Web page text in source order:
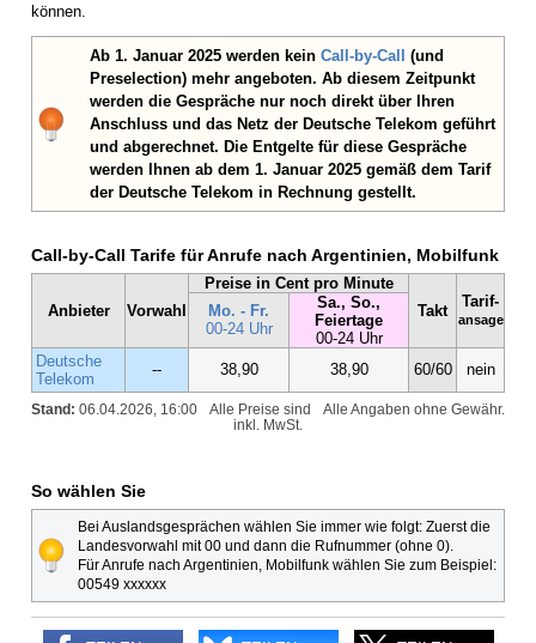
können.
Ab 1. Januar 2025 werden kein Call-by-Call (und
Preselection) mehr angeboten. Ab diesem Zeitpunkt
werden die Gespräche nur noch direkt über Ihren
Anschluss und das Netz der Deutsche Telekom geführt
und abgerechnet. Die Entgelte für diese Gespräche
werden Ihnen ab dem 1. Januar 2025 gemäß dem Tarif
der Deutsche Telekom in Rechnung gestellt.
Call-by-Call Tarife für Anrufe nach Argentinien, Mobilfunk
Anbieter Vorwahl
Preise in Cent pro Minute
Takt
Tarif-
ansage
Mo. - Fr.
00-24 Uhr
Sa., So.,
Feiertage
00-24 Uhr
Deutsche
Telekom
-- 38,90 38,90 60/60 nein
Stand: 06.04.2026, 16:00 Alle Angaben ohne Gewähr.
Alle Preise sind
inkl. MwSt.
So wählen Sie
Bei Auslandsgesprächen wählen Sie immer wie folgt: Zuerst die
Landesvorwahl mit 00 und dann die Rufnummer (ohne 0).
Für Anrufe nach Argentinien, Mobilfunk wählen Sie zum Beispiel:
00549 xxxxxx